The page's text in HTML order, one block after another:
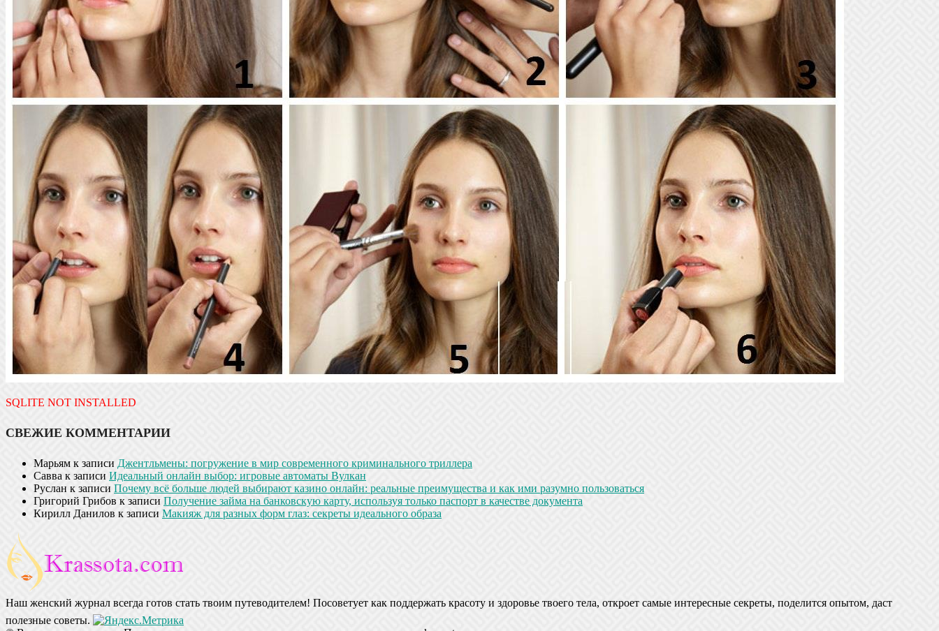
SQLITE NOT INSTALLED
СВЕЖИЕ КОММЕНТАРИИ
Марьям к записи Джентльмены: погружение в мир современного криминального триллера
Савва к записи Идеальный онлайн выбор: игровые автоматы Вулкан
Руслан к записи Почему всё больше людей выбирают казино онлайн: реальные преимущества и как ими разумно пользоваться
Григорий Грибов к записи Получение займа на банковскую карту, используя только паспорт в качестве документа
Кирилл Данилов к записи Макияж для разных форм глаз: секреты идеального образа
Наш женский журнал всегда готов стать твоим путеводителем! Посоветует как поддержать красоту и здоровье твоего тела, откроет самые интересные секреты, поделится опытом, даст
полезные советы.